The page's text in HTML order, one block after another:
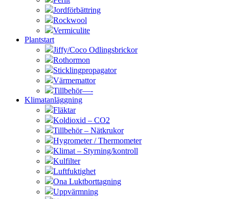
Jordförbättring
Rockwool
Vermiculite
Plantstart
Jiffy/Coco Odlingsbrickor
Rothormon
Sticklingpropagator
Värmemattor
Tillbehör—-
Klimatanläggning
Fläktar
Koldioxid – CO2
Tillbehör – Nätkrukor
Hygrometer / Thermometer
Klimat – Styrning/kontroll
Kulfilter
Luftfuktighet
Ona Luktborttagning
Uppvärmning